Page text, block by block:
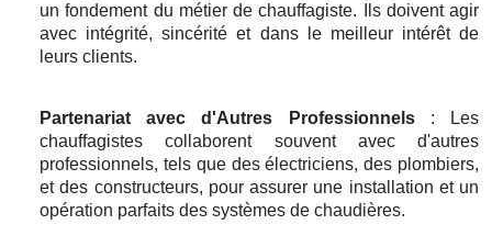
un fondement du métier de chauffagiste. Ils doivent agir
avec intégrité, sincérité et dans le meilleur intérêt de
leurs clients.
Partenariat avec d'Autres Professionnels: Les
chauffagistes collaborent souvent avec d'autres
professionnels, tels que des électriciens, des plombiers,
et des constructeurs, pour assurer une installation et un
opération parfaits des systèmes de chaudières.